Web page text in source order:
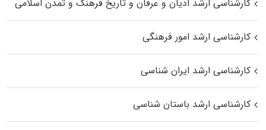
کارشناسی ارشد ادیان و عرفان و تاریخ فرهنگ و تمدن اسلامی
کارشناسی ارشد امور فرهنگی
کارشناسی ارشد ایران شناسی
کارشناسی ارشد باستان شناسی